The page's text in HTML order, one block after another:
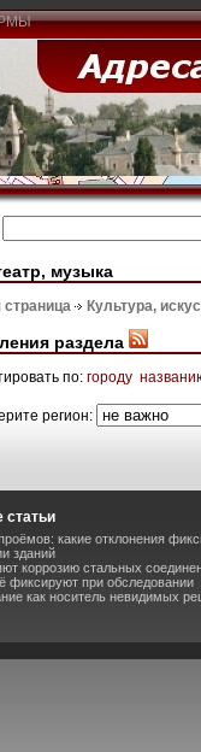
музыка
страница Культура,
раздела
по: городу
регион:
статьи
какие отклонения
зданий
коррозию стальных
фиксируют при обследовании
как носитель невидимых